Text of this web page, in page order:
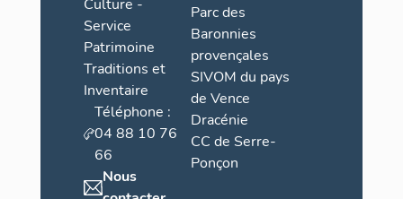
Culture -
Service
Patrimoine
Traditions et
Inventaire
Téléphone :
04 88 10 76
66
Nous
Parc des
Baronnies
provençales
SIVOM du pays
de Vence
Dracénie
CC de Serre-
Ponçon